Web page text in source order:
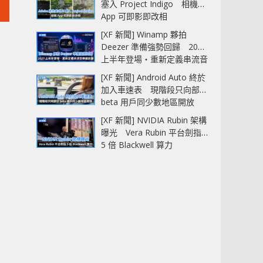
塞入 Project Indigo 相機
App 可即影即改相
[XF 新聞] Winamp 夥拍
Deezer 準備強勢回歸 2027
上半年登場‧重新定義串流音
樂播放器
[XF 新聞] Android Auto 終於
加入車速表 現階段只向部分
beta 用戶同少數地區開放
[XF 新聞] NVIDIA Rubin 架構
曝光 Vera Rubin 平台劍指
5 倍 Blackwell 算力